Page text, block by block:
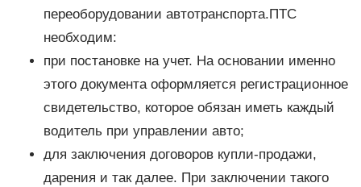
переоборудовании автотранспорта.ПТС
необходим:
при постановке на учет. На основании именно
этого документа оформляется регистрационное
свидетельство, которое обязан иметь каждый
водитель при управлении авто;
для заключения договоров купли-продажи,
дарения и так далее. При заключении такого